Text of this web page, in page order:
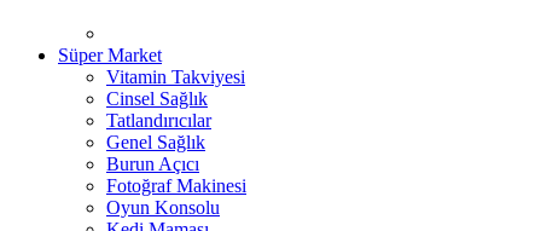
Süper Market
Vitamin Takviyesi
Cinsel Sağlık
Tatlandırıcılar
Genel Sağlık
Burun Açıcı
Fotoğraf Makinesi
Oyun Konsolu